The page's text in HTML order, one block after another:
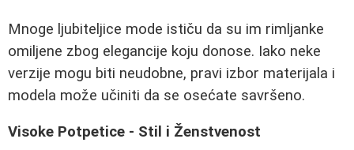
Mnoge ljubiteljice mode ističu da su im rimljanke
omiljene zbog elegancije koju donose. Iako neke
verzije mogu biti neudobne, pravi izbor materijala i
modela može učiniti da se osećate savršeno.
Visoke Potpetice - Stil i Ženstvenost